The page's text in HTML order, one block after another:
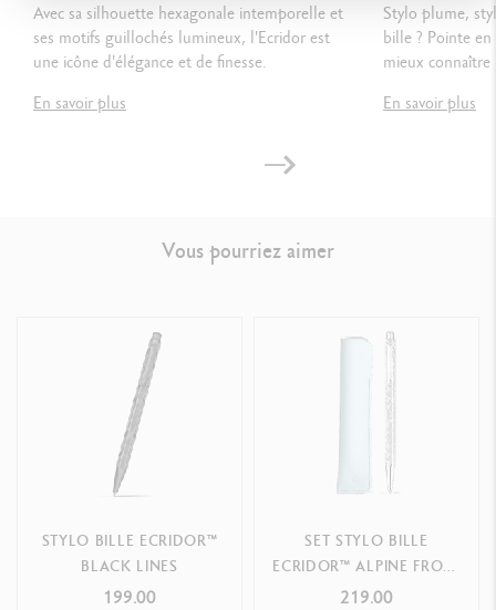
RÉFÉRENCE DU PRODUIT
Réf. 4.407
Avec sa silhouette hexagonale intemporelle et
ses motifs guillochés lumineux, l'Ecridor est
une icône d'élégance et de finesse.
En savoir plus
Stylo plume,
bille ? Pointe
mieux
En savoir plus
Vous pourriez aimer
STYLO BILLE ECRIDOR™
BLACK LINES
199.00
SET STYLO BILLE
ECRIDOR™ ALPINE FROST
& ÉTUI BLEU POLAIRE EN
219.00